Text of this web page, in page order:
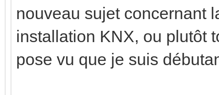
nouveau sujet concernant
installation KNX, ou plutôt
pose vu que je suis